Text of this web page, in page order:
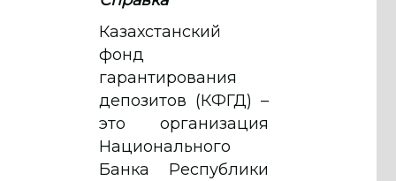
Казахстанский
фонд
гарантирования
депозитов (КФГД) –
это организация
Национального
Банка Республики